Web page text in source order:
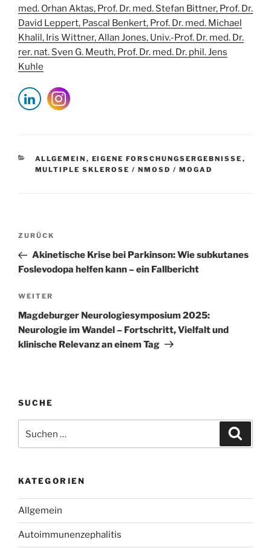
med. Orhan Aktas, Prof. Dr. med. Stefan Bittner, Prof. Dr.
David Leppert, Pascal Benkert, Prof. Dr. med. Michael
Khalil, Iris Wittner, Allan Jones, Univ.-Prof. Dr. med. Dr.
rer. nat. Sven G. Meuth, Prof. Dr. med. Dr. phil. Jens
Kuhle
KATEGORIEN
ALLGEMEIN , EIGENE FORSCHUNGSERGEBNISSE ,
MULTIPLE SKLEROSE / NMOSD / MOGAD
Beitragsnavigation
Vorheriger
Beitrag
ZURÜCK
Akinetische Krise bei Parkinson: Wie subkutanes
Foslevodopa helfen kann – ein Fallbericht
Nächster
Beitrag
WEITER
Magdeburger Neurologiesymposium 2025:
Neurologie im Wandel – Fortschritt, Vielfalt und
klinische Relevanz an einem Tag
SUCHE
nach:
KATEGORIEN
Allgemein
Autoimmunenzephalitis